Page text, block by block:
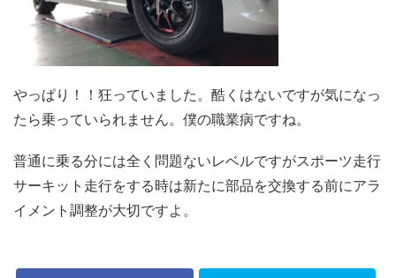
やっぱり！！狂っていました。酷くはないですが気になっ
たら乗っていられません。僕の職業病ですね。
普通に乗る分には全く問題ないレベルですがスポーツ走行
サーキット走行をする時は新たに部品を交換する前にアラ
イメント調整が大切ですよ。